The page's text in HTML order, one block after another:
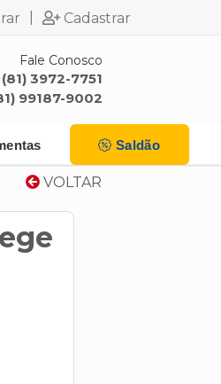
Cadastrar
Fale Conosco
(81) 3972-7751
99187-9002
Saldão
VOLTAR